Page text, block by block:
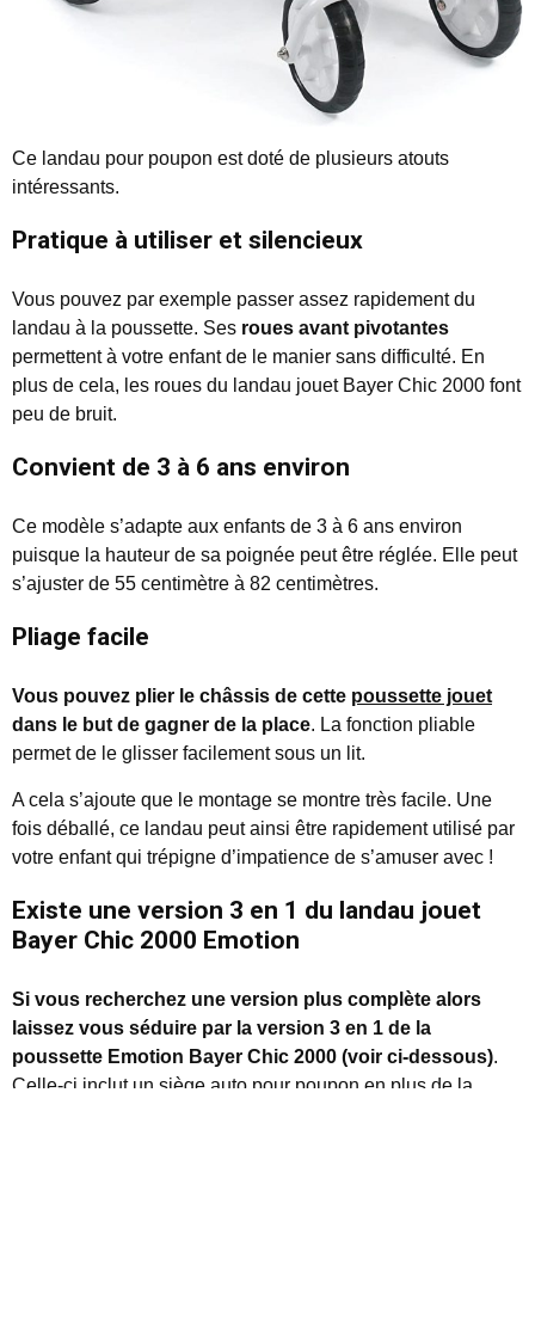
Ce landau pour poupon est doté de plusieurs atouts
intéressants.
Pratique à utiliser et silencieux
Vous pouvez par exemple passer assez rapidement du
landau à la poussette. Ses roues avant pivotantes
permettent à votre enfant de le manier sans difficulté. En
plus de cela, les roues du landau jouet Bayer Chic 2000 font
peu de bruit.
Convient de 3 à 6 ans environ
Ce modèle s’adapte aux enfants de 3 à 6 ans environ
puisque la hauteur de sa poignée peut être réglée. Elle peut
s’ajuster de 55 centimètre à 82 centimètres.
Pliage facile
Vous pouvez plier le châssis de cette poussette jouet
dans le but de gagner de la place. La fonction pliable
permet de le glisser facilement sous un lit.
A cela s’ajoute que le montage se montre très facile. Une
fois déballé, ce landau peut ainsi être rapidement utilisé par
votre enfant qui trépigne d’impatience de s’amuser avec !
Existe une version 3 en 1 du landau jouet
Bayer Chic 2000 Emotion
Si vous recherchez une version plus complète alors
laissez vous séduire par la version 3 en 1 de la
poussette Emotion Bayer Chic 2000 (voir ci-dessous).
Celle-ci inclut un siège auto pour poupon en plus de la